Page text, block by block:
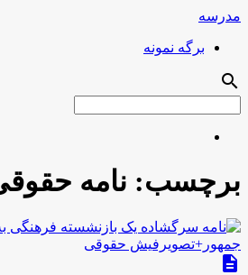
مدرسه
برگه نمونه
search
برچسب: نامه
description